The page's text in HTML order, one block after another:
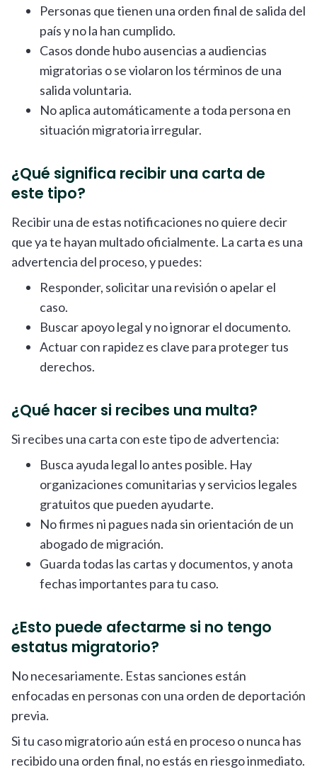
Personas que tienen una orden final de salida del
país y no la han cumplido.
Casos donde hubo ausencias a audiencias
migratorias o se violaron los términos de una
salida voluntaria.
No aplica automáticamente a toda persona en
situación migratoria irregular.
¿Qué significa recibir una carta de
este tipo?
Recibir una de estas notificaciones no quiere decir
que ya te hayan multado oficialmente. La carta es una
advertencia del proceso, y puedes:
Responder, solicitar una revisión o apelar el
caso.
Buscar apoyo legal y no ignorar el documento.
Actuar con rapidez es clave para proteger tus
derechos.
¿Qué hacer si recibes una multa?
Si recibes una carta con este tipo de advertencia:
Busca ayuda legal lo antes posible. Hay
organizaciones comunitarias y servicios legales
gratuitos que pueden ayudarte.
No firmes ni pagues nada sin orientación de un
abogado de migración.
Guarda todas las cartas y documentos, y anota
fechas importantes para tu caso.
¿Esto puede afectarme si no tengo
estatus migratorio?
No necesariamente. Estas sanciones están
enfocadas en personas con una orden de deportación
previa.
Si tu caso migratorio aún está en proceso o nunca has
recibido una orden final, no estás en riesgo inmediato.